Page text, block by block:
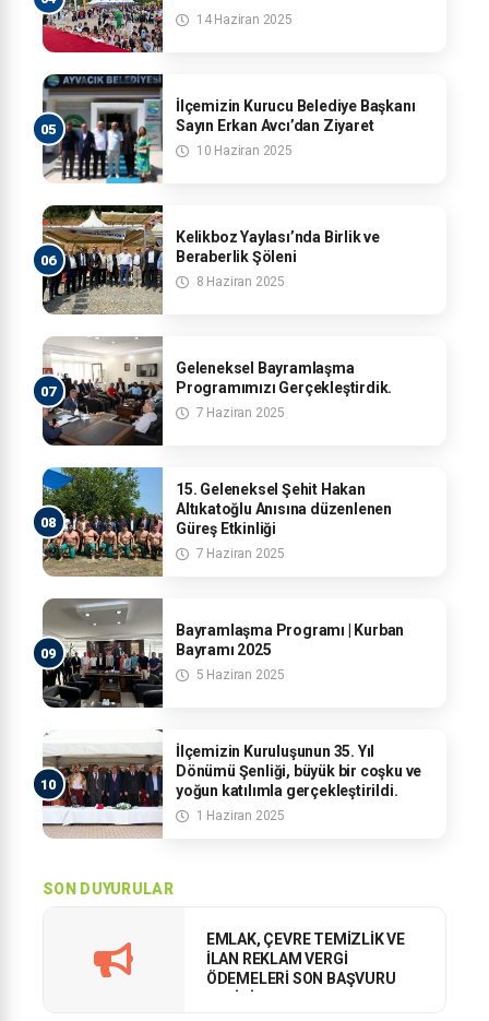
14 Haziran 2025
İlçemizin Kurucu Belediye Başkanı
Sayın Erkan Avcı’dan Ziyaret
10 Haziran 2025
Kelikboz Yaylası’nda Birlik ve
Beraberlik Şöleni
8 Haziran 2025
Geleneksel Bayramlaşma
Programımızı Gerçekleştirdik.
7 Haziran 2025
15. Geleneksel Şehit Hakan
Altıkatoğlu Anısına düzenlenen
Güreş Etkinliği
7 Haziran 2025
Bayramlaşma Programı | Kurban
Bayramı 2025
5 Haziran 2025
İlçemizin Kuruluşunun 35. Yıl
Dönümü Şenliği, büyük bir coşku ve
yoğun katılımla gerçekleştirildi.
1 Haziran 2025
SON DUYURULAR
EMLAK, ÇEVRE TEMİZLİK VE
İLAN REKLAM VERGİ
ÖDEMELERİ SON BAŞVURU